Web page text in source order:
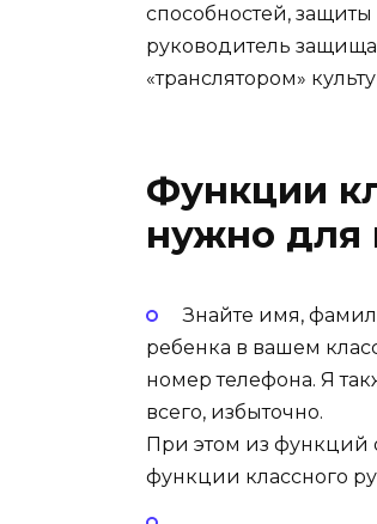
способностей,
руководитель
«транслятором»
Функции
нужно для
Знайте имя,
ребенка в вашем
номер телефона. Я
всего, избыточно.
При этом из функций
функции классного